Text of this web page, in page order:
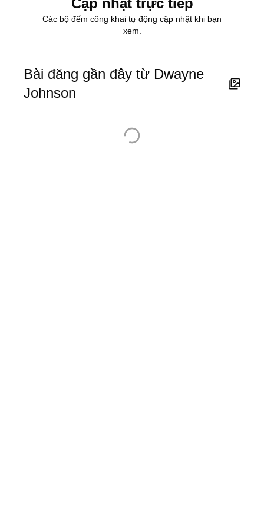
Cập nhật trực tiếp
Các bộ đếm công khai tự động cập nhật khi bạn
xem.
Bài đăng gần đây từ Dwayne
Johnson